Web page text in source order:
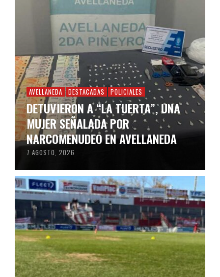
AVELLANEDA DESTACADAS POLICIALES
DETUVIERON A “LA TUERTA”, UNA
MUJER SEÑALADA POR
NARCOMENUDEO EN AVELLANEDA
7 AGOSTO, 2026